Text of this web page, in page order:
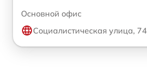
Основной офис
Социалистическая улица, 74